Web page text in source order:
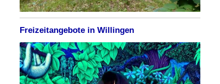
Freizeitangebote in Willingen